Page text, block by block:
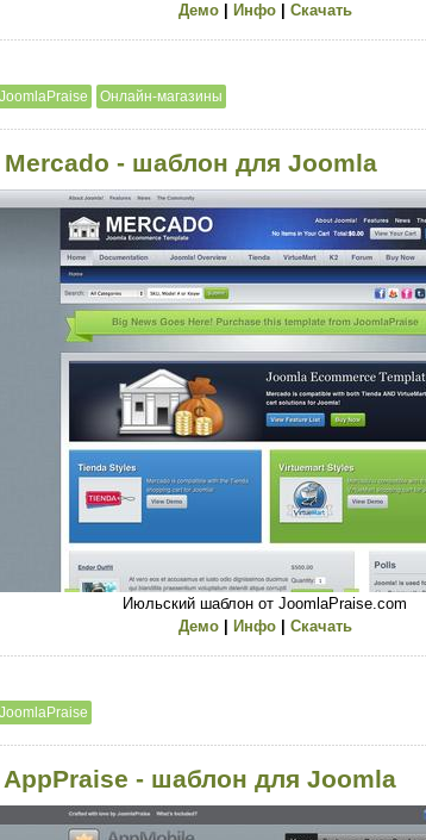
Демо| Инфо| Скачать
Онлайн-магазины
Mercado - шаблон для Joomla
Июльский шаблон от JoomlaPraise.com
Демо| Инфо| Скачать
AppPraise - шаблон для Joomla